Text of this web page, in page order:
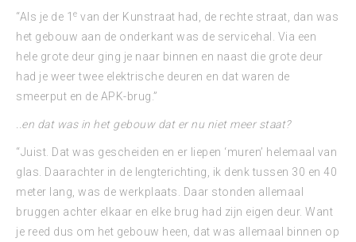
“Als je de 1 e van der Kunstraat had, de rechte straat, dan was
het gebouw aan de onderkant was de servicehal. Via een
hele grote deur ging je naar binnen en naast die grote deur
had je weer twee elektrische deuren en dat waren de
smeerput en de APK-brug.”
..en dat was in het gebouw dat er nu niet meer staat?
“Juist. Dat was gescheiden en er liepen ‘muren’ helemaal van
glas. Daarachter in de lengterichting, ik denk tussen 30 en 40
meter lang, was de werkplaats. Daar stonden allemaal
bruggen achter elkaar en elke brug had zijn eigen deur. Want
je reed dus om het gebouw heen, dat was allemaal binnen op